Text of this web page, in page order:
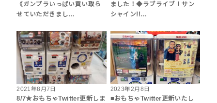
《ガンプラいっぱい買い取ら
せていただきまし…
ました！◆ラブライブ！サン
シャイン!!…
2021年8月7日
8/7★おもちゃTwitter更新しま
2023年2月8日
■おもちゃTwitter更新いたし